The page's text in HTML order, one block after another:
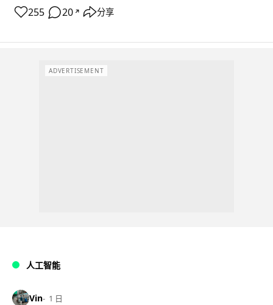
255 20 ↗ 分享
ADVERTISEMENT
人工智能
Vin 1 日